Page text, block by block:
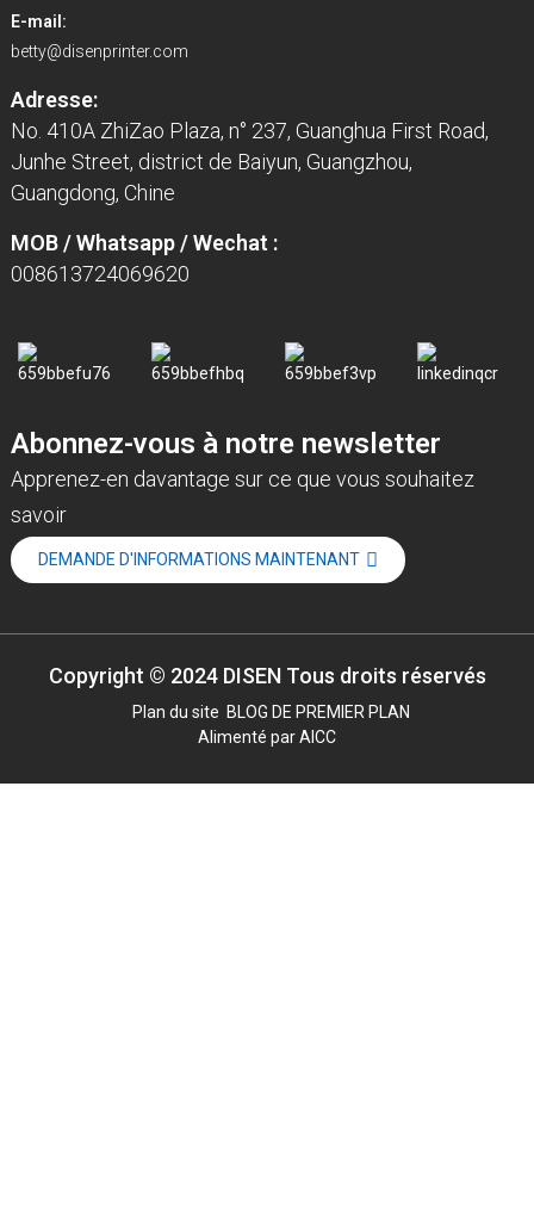
E-mail:
betty@disenprinter.com
Adresse:
No. 410A ZhiZao Plaza, n° 237, Guanghua First Road,
Junhe Street, district de Baiyun, Guangzhou,
Guangdong, Chine
MOB / Whatsapp / Wechat :
008613724069620
Abonnez-vous à notre newsletter
Apprenez-en davantage sur ce que vous souhaitez
savoir
DEMANDE D'INFORMATIONS MAINTENANT
Copyright © 2024 DISEN Tous droits réservés
Plan du site BLOG DE PREMIER PLAN
Alimenté parAICC